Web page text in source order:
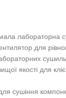
лабораторна
для
якості для
сушіння